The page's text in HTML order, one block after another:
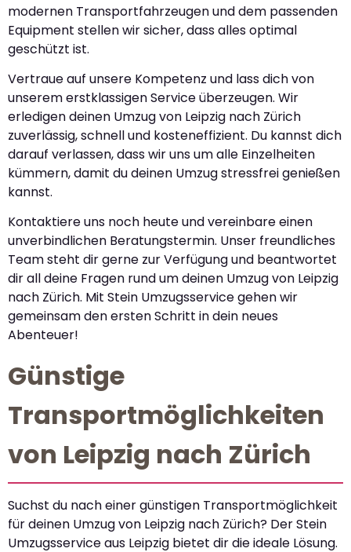
modernen Transportfahrzeugen und dem passenden
Equipment stellen wir sicher, dass alles optimal
geschützt ist.
Vertraue auf unsere Kompetenz und lass dich von
unserem erstklassigen Service überzeugen. Wir
erledigen deinen Umzug von Leipzig nach Zürich
zuverlässig, schnell und kosteneffizient. Du kannst dich
darauf verlassen, dass wir uns um alle Einzelheiten
kümmern, damit du deinen Umzug stressfrei genießen
kannst.
Kontaktiere uns noch heute und vereinbare einen
unverbindlichen Beratungstermin. Unser freundliches
Team steht dir gerne zur Verfügung und beantwortet
dir all deine Fragen rund um deinen Umzug von Leipzig
nach Zürich. Mit Stein Umzugsservice gehen wir
gemeinsam den ersten Schritt in dein neues
Abenteuer!
Günstige
Transportmöglichkeiten
von Leipzig nach Zürich
Suchst du nach einer günstigen Transportmöglichkeit
für deinen Umzug von Leipzig nach Zürich? Der Stein
Umzugsservice aus Leipzig bietet dir die ideale Lösung.